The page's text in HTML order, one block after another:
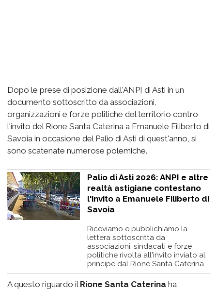
Dopo le prese di posizione dall'ANPI di Asti in un
documento sottoscritto da associazioni,
organizzazioni e forze politiche del territorio contro
l'invito del Rione Santa Caterina a Emanuele Filiberto di
Savoia in occasione del Palio di Asti di quest'anno, si
sono scatenate numerose polemiche.
Palio di Asti 2026: ANPI e altre
realtà astigiane contestano
l'invito a Emanuele Filiberto di
Savoia
Riceviamo e pubblichiamo la
lettera sottoscritta da
associazioni, sindacati e forze
politiche rivolta all'invito inviato al
principe dal Rione Santa Caterina
A questo riguardo il Rione Santa Caterina ha